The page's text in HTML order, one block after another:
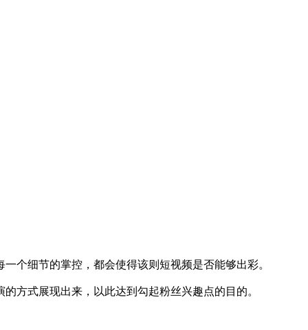
细节的掌控，都会使得该则短视频是否能够出彩。
式展现出来，以此达到勾起粉丝兴趣点的目的。